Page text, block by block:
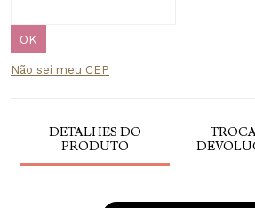
Não sei meu CEP
DETALHES DO
PRODUTO